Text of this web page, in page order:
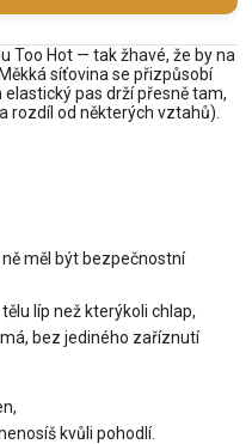
Too Hot — tak žhavé, že by na
síťovina se přizpůsobí
pas drží přesně tam,
rozdíl od některých vztahů).
měl být bezpečnostní
líp než kterýkoli chlap,
bez jediného zaříznutí
kvůli pohodlí.